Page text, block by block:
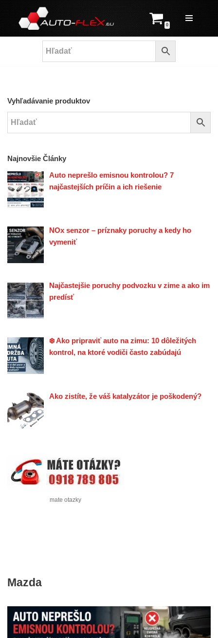
Prejsť
na
0
Vyhľadávanie produktov
Najnovšie Články
Auto neprešlo emisnou kontrolou? 7
najčastejších príčin a ich riešenie
NOx senzor – príznaky poruchy a kedy ho
vymeniť
Najčastejšie poruchy podvozku v zime a ako im
predísť
❄️ Ako pripraviť auto na zimu: 10 dôležitých
kontrol, na ktoré vodiči často zabúdajú
Ako zistíte, že váš katalyzátor je poškodený?
mate otazky
Mazda